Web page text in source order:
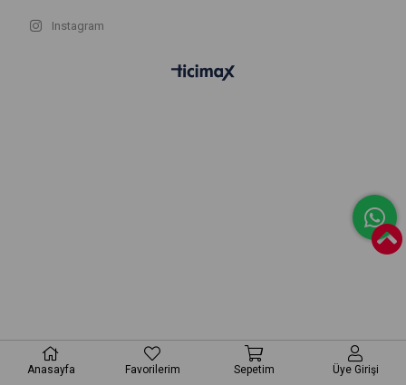
Instagram
Anasayfa Favorilerim Sepetim Üye Girişi